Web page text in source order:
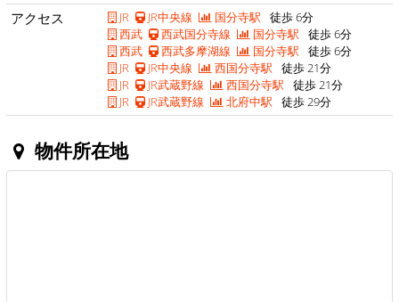
アクセス
JR JR中央線 国分寺駅 徒歩 6分
西武
西武国分寺線 国分寺駅 徒歩 6分
西武
西武多摩湖線 国分寺駅 徒歩 6分
JR
JR中央線 西国分寺駅 徒歩 21分
JR
JR武蔵野線 西国分寺駅 徒歩 21分
JR
JR武蔵野線 北府中駅 徒歩 29分
物件所在地